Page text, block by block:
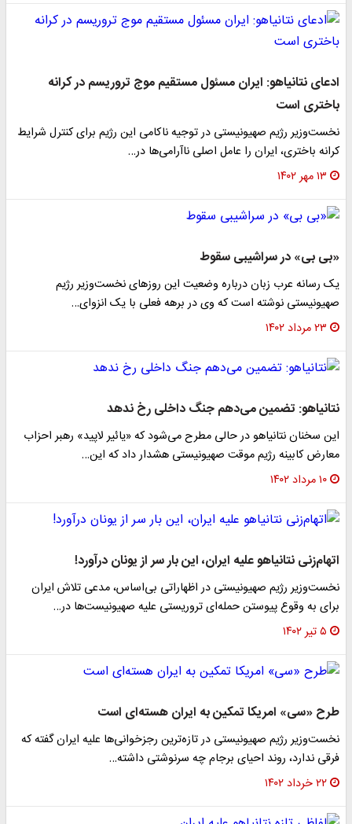
ادعای نتانیاهو: ایران مسئول مستقیم موج تروریسم در کرانه
باختری است
نخست‌وزیر رژیم صهیونیستی در توجیه ناکامی این رژیم برای کنترل شرایط
کرانه باختری، ایران را عامل اصلی ناآرامی‌ها در…
۱۳ مهر ۱۴۰۲
«بی بی» در سراشیبی سقوط
یک رسانه عرب زبان درباره وضعیت این روزهای نخست‌وزیر رژیم
صهیونیستی نوشته است که وی در برهه فعلی با یک انزوای…
۲۳ مرداد ۱۴۰۲
نتانیاهو: تضمین می‌دهم جنگ داخلی رخ ندهد
این سخنان نتانیاهو در حالی مطرح می‌شود که «یائیر لاپید» رهبر احزاب
معارض کابینه رژیم موقت صهیونیستی هشدار داد که این…
۱۰ مرداد ۱۴۰۲
اتهام‌زنی نتانیاهو علیه ایران، این بار سر از یونان درآورد!
نخست‌وزیر رژیم صهیونیستی در اظهاراتی بی‌اساس، مدعی تلاش ایران
برای به وقوع پیوستن حمله‌ای تروریستی علیه صهیونیست‌ها در…
۵ تیر ۱۴۰۲
طرح «سی» امریکا تمکین به ایران هسته‌ای است
نخست‌وزیر رژیم صهیونیستی در تازه‌ترین رجزخوانی‌ها علیه ایران گفته که
فرقی ندارد، روند احیای برجام چه سرنوشتی داشته…
۲۲ خرداد ۱۴۰۲